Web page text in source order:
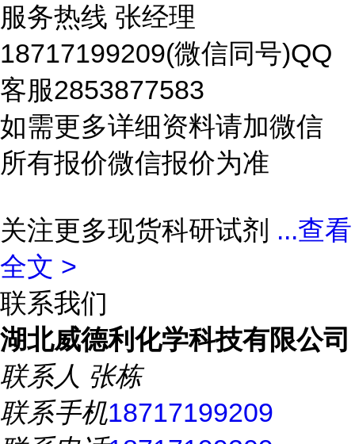
服务热线 张经理
18717199209(微信同号)QQ
客服2853877583
如需更多详细资料请加微信
所有报价微信报价为准
关注更多现货科研试剂 ...查看
全文 >
联系我们
湖北威德利化学科技有限公司
联系人 张栋
联系手机18717199209